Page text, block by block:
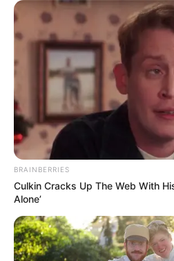
BRAINBERRIES
Culkin Cracks Up The Web With
Alone’